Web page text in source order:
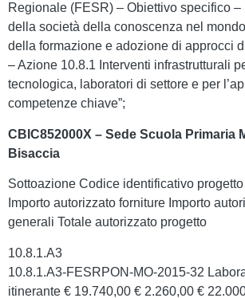
Regionale (FESR) – Obiettivo specifico –
della società della conoscenza nel
della formazione e adozione di approcci
– Azione 10.8.1 Interventi infrastrutturali
tecnologica, laboratori di settore e per
competenze chiave”;
CBIC852000X – Sede Scuola Primaria
Bisaccia
Sottoazione Codice identificativo
Importo autorizzato forniture Importo
generali Totale autorizzato progetto
10.8.1.A3
10.8.1.A3-FESRPON-MO-2015-32
itinerante € 19.740,00 € 2.260,00 €